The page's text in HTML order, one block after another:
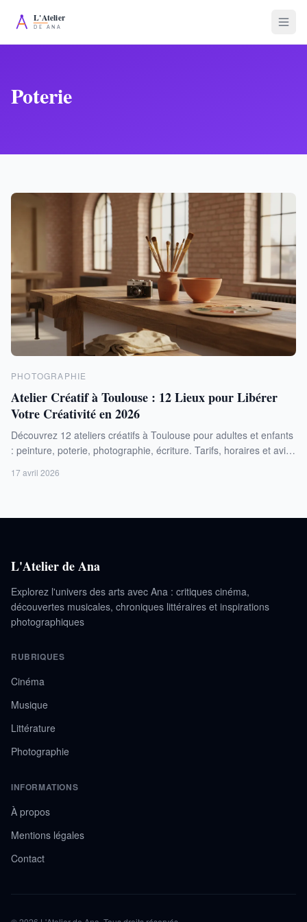
Poterie
PHOTOGRAPHIE
Atelier Créatif à Toulouse : 12 Lieux pour Libérer
Votre Créativité en 2026
Découvrez 12 ateliers créatifs à Toulouse pour adultes et enfants
: peinture, poterie, photographie, écriture. Tarifs, horaires et avis
17 avril 2026
L'Atelier de Ana
Explorez l'univers des arts avec Ana : critiques cinéma,
découvertes musicales, chroniques littéraires et inspirations
photographiques
RUBRIQUES
Cinéma
Musique
Littérature
Photographie
INFORMATIONS
À propos
Mentions légales
Contact